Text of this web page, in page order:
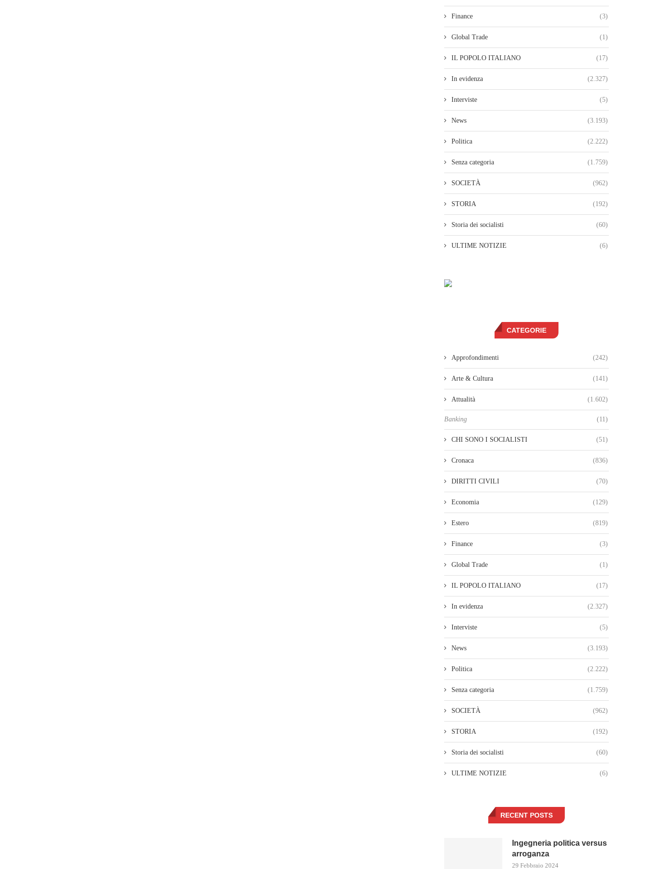
Finance (3)
Global Trade (1)
IL POPOLO ITALIANO (17)
In evidenza (2.327)
Interviste (5)
News (3.193)
Politica (2.222)
Senza categoria (1.759)
SOCIETÀ (962)
STORIA (192)
Storia dei socialisti (60)
ULTIME NOTIZIE (6)
CATEGORIE
Approfondimenti (242)
Arte & Cultura (141)
Attualità (1.602)
Banking (11)
CHI SONO I SOCIALISTI (51)
Cronaca (836)
DIRITTI CIVILI (70)
Economia (129)
Estero (819)
Finance (3)
Global Trade (1)
IL POPOLO ITALIANO (17)
In evidenza (2.327)
Interviste (5)
News (3.193)
Politica (2.222)
Senza categoria (1.759)
SOCIETÀ (962)
STORIA (192)
Storia dei socialisti (60)
ULTIME NOTIZIE (6)
RECENT POSTS
Ingegneria politica versus
arroganza
29 Febbraio 2024